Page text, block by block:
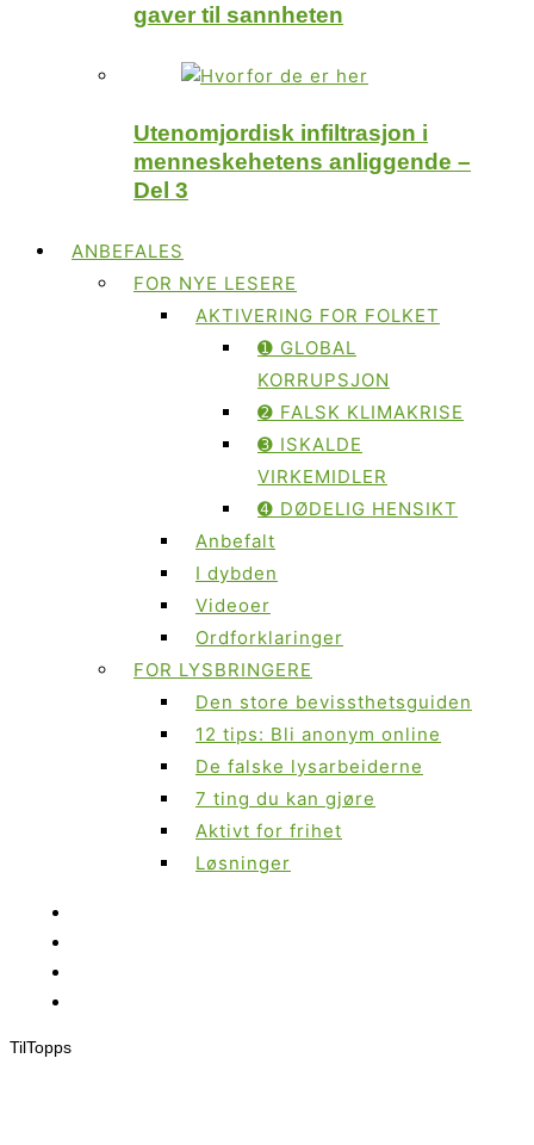
gaver til sannheten
Utenomjordisk infiltrasjon i
menneskehetens anliggende –
Del 3
ANBEFALES
FOR NYE LESERE
AKTIVERING FOR FOLKET
➊ GLOBAL
KORRUPSJON
➋ FALSK KLIMAKRISE
➌ ISKALDE
VIRKEMIDLER
➍ DØDELIG HENSIKT
Anbefalt
I dybden
Videoer
Ordforklaringer
FOR LYSBRINGERE
Den store bevissthetsguiden
12 tips: Bli anonym online
De falske lysarbeiderne
7 ting du kan gjøre
Aktivt for frihet
Løsninger
TilTopps